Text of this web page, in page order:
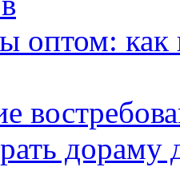
оптом:
дораму